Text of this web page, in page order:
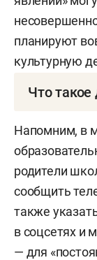
планируют
культурную
Что такое
наносящая
открытых
понимают
насилие,
Напомним, в
родители
сообщить
также
в соцсетях и
— для